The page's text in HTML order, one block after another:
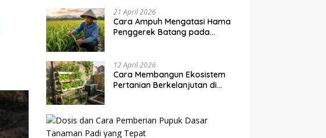
21 April 2026
Cara Ampuh Mengatasi Hama
Penggerek Batang pada
12 April 2026
Cara Membangun Ekosistem
Pertanian Berkelanjutan di